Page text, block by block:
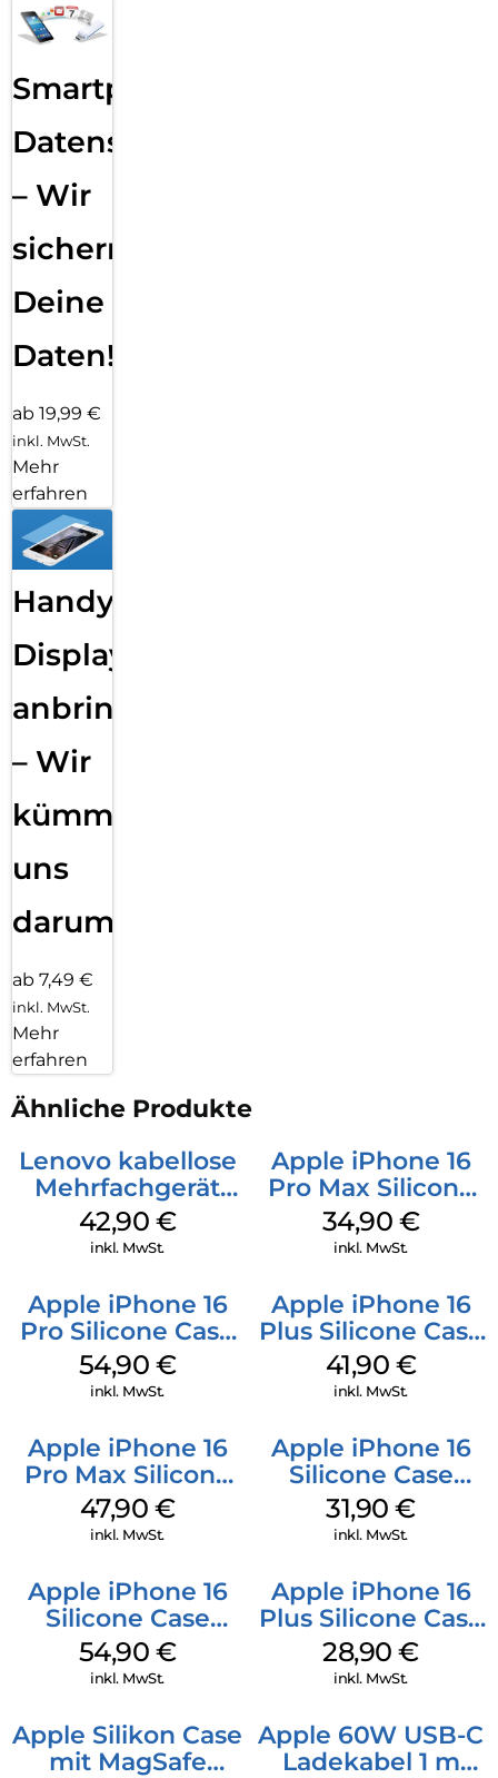
Smartphone
Datensicherung
– Wir
sichern
Deine
Daten!
ab 19,99 €
inkl. MwSt.
Mehr
erfahren
Handy
Displayfolie
anbringen
– Wir
kümmern
uns
darum!
ab 7,49 €
inkl. MwSt.
Mehr
erfahren
Ähnliche Produkte
Lenovo kabellose
Mehrfachgerät
Luna Grey
42,90 €
inkl. MwSt.
Apple iPhone 16
Pro Max Silicone
Case MagSafe
Denim
34,90 €
inkl. MwSt.
Apple iPhone 16
Pro Silicone Case
MagSafe Black
54,90 €
inkl. MwSt.
Apple iPhone 16
Plus Silicone Case
MagSafe Stone
Gray
41,90 €
inkl. MwSt.
Apple iPhone 16
Pro Max Silicone
Case MagSafe
Black
47,90 €
inkl. MwSt.
Apple iPhone 16
Silicone Case
MagSafe Fuchsia
31,90€
inkl. MwSt.
Apple iPhone 16
Silicone Case
MagSafe Black
54,90 €
inkl. MwSt.
Apple iPhone 16
Plus Silicone Case
MagSafe Black
28,90€
inkl. MwSt.
Apple Silikon Case
mit MagSafe
Apple 60W USB-C
Ladekabel 1 m